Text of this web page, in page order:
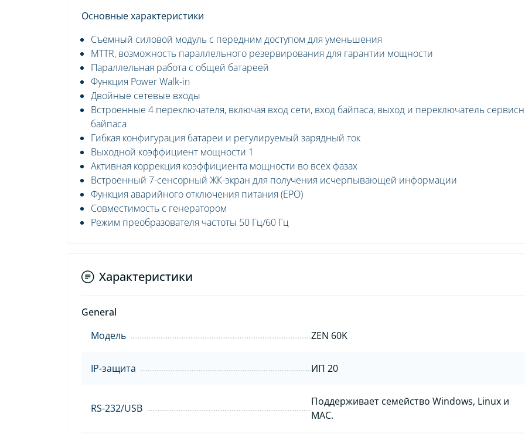
Основные характеристики
Съемный силовой модуль с передним доступом для уменьшения
MTTR, возможность параллельного резервирования для гарантии мощности
Параллельная работа с общей батареей
Функция Power Walk-in
Двойные сетевые входы
Встроенные 4 переключателя, включая вход сети, вход байпаса, выход и переключатель
байпаса
Гибкая конфигурация батареи и регулируемый зарядный ток
Выходной коэффициент мощности 1
Активная коррекция коэффициента мощности во всех фазах
Встроенный 7-сенсорный ЖК-экран для получения исчерпывающей информации
Функция аварийного отключения питания (EPO)
Совместимость с генератором
Режим преобразователя частоты 50 Гц/60 Гц
Характеристики
General
Модель
ZEN 60K
IP-защита ИП 20
RS-232/USB
Поддерживает семейство Windows, Linux и
MAC.